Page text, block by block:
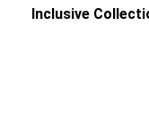
Inclusive